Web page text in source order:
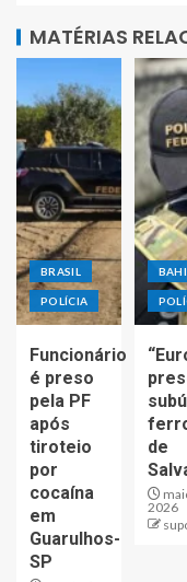
MATÉRIAS
BRASIL
POLÍCIA
Funcionário
é preso
pela PF
após
tiroteio
por
cocaína
em
Guarulhos-
SP
de
2026